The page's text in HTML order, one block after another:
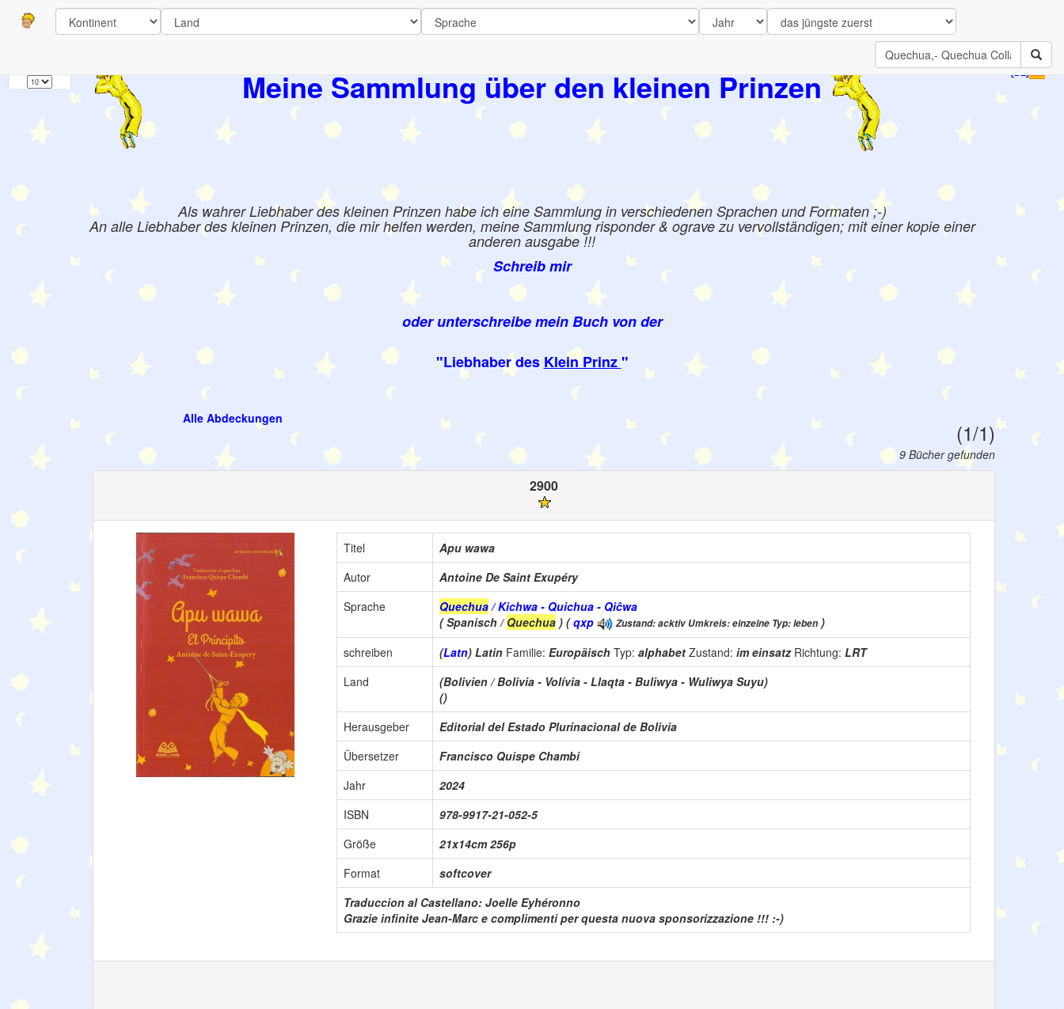
Meine Sammlung über den kleinen Prinzen
Als wahrer Liebhaber des kleinen Prinzen habe ich eine Sammlung in verschiedenen Sprachen und Formaten ;-)
An alle Liebhaber des kleinen Prinzen, die mir helfen werden, meine Sammlung risponder & ograve zu vervollständigen; mit einer kopie einer
anderen ausgabe !!!
Schreib mir
oder unterschreibe mein Buch von der
"Liebhaber des Klein Prinz"
Alle Abdeckungen
(1/1)
9 Bücher gefunden
Seiten
2900
Titel
Apu wawa
Autor
Antoine De Saint Exupéry
Sprache
Quechua/ Kichwa - Quichua - Qiĉwa
( Spanisch /Quechua ) (qxp Zustand: acktiv Umkreis: einzelne Typ: leben )
schreiben
(Latn) Latin Familie: Europäisch Typ: alphabet Zustand: im einsatz Richtung: LRT
Land
(Bolivien / Bolivia - Volívia - Llaqta - Buliwya - Wuliwya Suyu)
()
Herausgeber
Editorial del Estado Plurinacional de Bolivia
Übersetzer
Francisco Quispe Chambi
Jahr
2024
ISBN
978-9917-21-052-5
Größe
21x14cm 256p
Format
softcover
Traduccion al Castellano: Joelle Eyhéronno
Grazie infinite Jean-Marc e complimenti per questa nuova sponsorizzazione !!! :-)